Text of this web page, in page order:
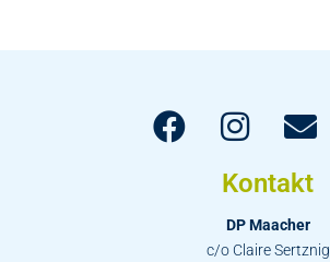
Kontakt
DP Maacher
c/o Claire Sertznig